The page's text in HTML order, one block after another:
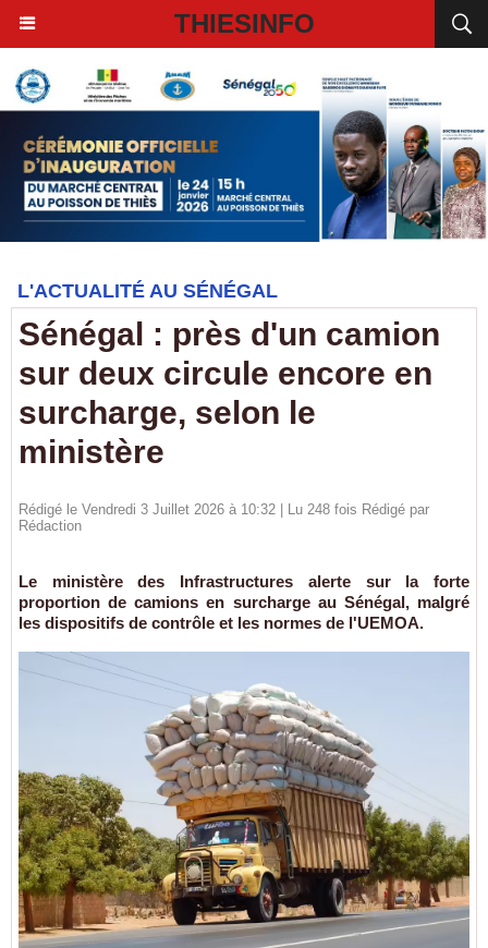
THIESINFO
L'ACTUALITÉ AU SÉNÉGAL
Sénégal : près d'un camion
sur deux circule encore en
surcharge, selon le
ministère
Rédigé le Vendredi 3 Juillet 2026 à 10:32 | Lu 248 fois Rédigé par
Rédaction
Le ministère des Infrastructures alerte sur la forte
proportion de camions en surcharge au Sénégal, malgré
les dispositifs de contrôle et les normes de l'UEMOA.